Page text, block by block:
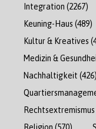
Integration (2267)
Keuning-Haus (489)
Kultur & Kreatives
Medizin &
Nachhaltigkeit (426)
Rechtsextremismus
Religion (570)